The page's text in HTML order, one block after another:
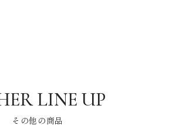
その他の商品